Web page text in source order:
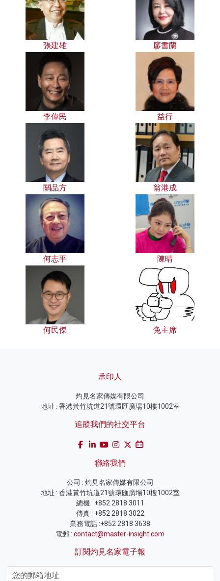
張建雄 廖書蘭
李偉民 益行
關品方 翁港成
何志平 陳晴
何民傑 兔主席
承印人
灼見名家傳媒有限公司
地址 : 香港黃竹坑道21號環匯廣場10樓1002室
追蹤我們的社交平台
聯絡我們
公司 : 灼見名家傳媒有限公司
地址 : 香港黃竹坑道21號環匯廣場10樓1002室
總機 : +852 2818 3011
傳真 : +852 2818 3022
業務電話 :+852 2818 3638
電郵 : contact@master-insight.com
訂閱灼見名家電子報